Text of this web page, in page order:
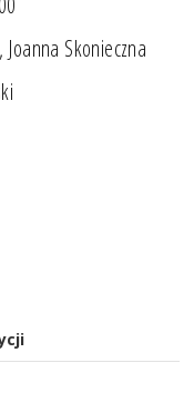
Skonieczna